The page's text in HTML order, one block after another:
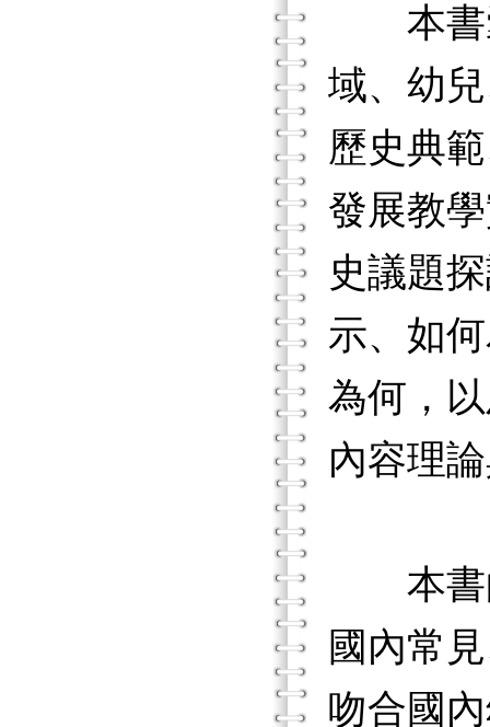
本書囊
域、幼
歷史典
發展教
史議題
示、如
為何，
內容理
本書的
國內常
吻合國